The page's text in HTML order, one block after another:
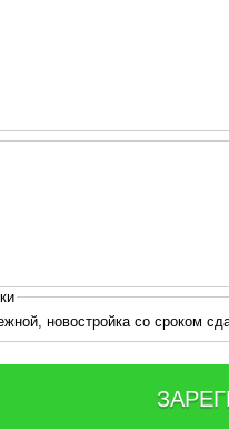
новостройка со сроком